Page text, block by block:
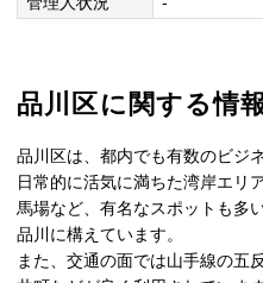
品川区に関する情
品川区は、都内でも有数のビジ
日常的に活気に満ちた湾岸エリ
馬場など、有名なスポットも多
品川に構えています。
また、交通の面では山手線の五